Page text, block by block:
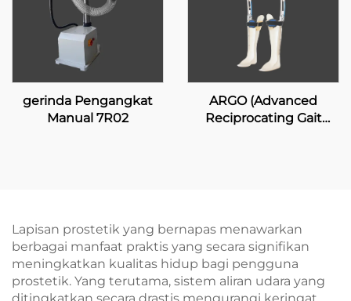
gerinda Pengangkat
Manual 7R02
ARGO (Advanced
Reciprocating Gait
Lapisan prostetik yang bernapas menawarkan
berbagai manfaat praktis yang secara signifikan
meningkatkan kualitas hidup bagi pengguna
prostetik. Yang terutama, sistem aliran udara yang